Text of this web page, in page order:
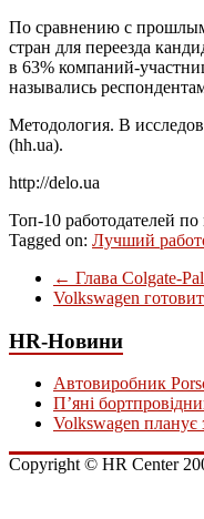
По сравнению с прошлым
стран для переезда
в 63% компаний-
назывались
Методология. В
(hh.ua).
http://delo.ua
Топ-10 работодателей
Tagged on: Лучший
← Глава Colgate-
Volkswagen
HR-Новини
Автовиробник
П’яні
Volkswagen планує
Copyright © HR Center